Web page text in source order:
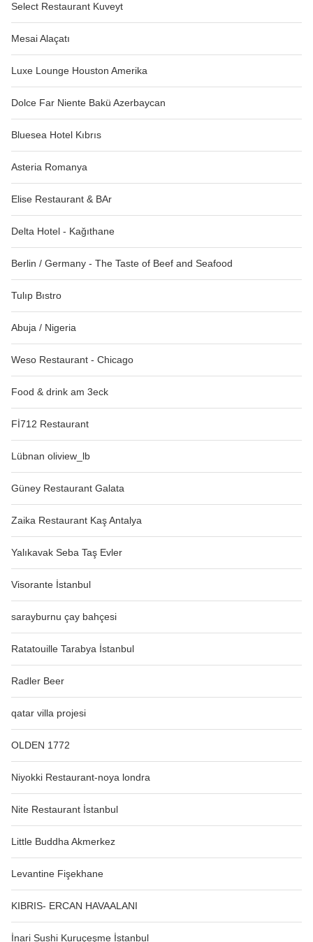
Select Restaurant Kuveyt
Mesai Alaçatı
Luxe Lounge Houston Amerika
Dolce Far Niente Bakü Azerbaycan
Bluesea Hotel Kıbrıs
Asteria Romanya
Elise Restaurant & BAr
Delta Hotel - Kağıthane
Berlin / Germany - The Taste of Beef and Seafood
Tulıp Bıstro
Abuja / Nigeria
Weso Restaurant - Chicago
Food & drink am 3eck
Fİ712 Restaurant
Lübnan oliview_lb
Güney Restaurant Galata
Zaika Restaurant Kaş Antalya
Yalıkavak Seba Taş Evler
Visorante İstanbul
sarayburnu çay bahçesi
Ratatouille Tarabya İstanbul
Radler Beer
qatar villa projesi
OLDEN 1772
Niyokki Restaurant-noya londra
Nite Restaurant İstanbul
Little Buddha Akmerkez
Levantine Fişekhane
KIBRIS- ERCAN HAVAALANI
İnari Sushi Kuruçeşme İstanbul